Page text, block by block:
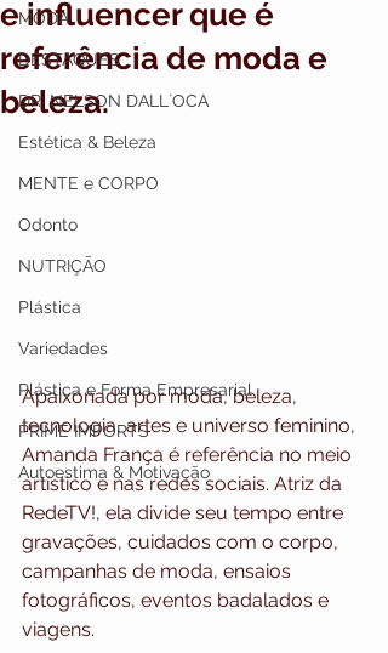
MODA
DESTAQUES
DR. NELSON DALL`OCA
Estética & Beleza
MENTE e CORPO
Odonto
NUTRIÇÃO
Plástica
Variedades
Plástica e Forma Empresarial
PRIME IMPORTS
Autoestima & Motivação
e influencer que é
referência de moda e
beleza.
Apaixonada por moda, beleza,
tecnologia, artes e universo feminino,
Amanda França é referência no meio
artístico e nas redes sociais. Atriz da
RedeTV!, ela divide seu tempo entre
gravações, cuidados com o corpo,
campanhas de moda, ensaios
fotográficos, eventos badalados e
viagens.